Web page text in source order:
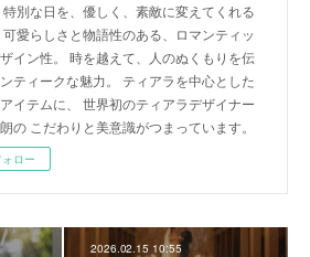
特別な日を、優しく、素敵に変えてくれる
可愛らしさと物語性のある、ロマンティッ
イン性。 時を越えて、人のぬくもりを伝
ティークな魅力。 ティアラを中心とした
イテムに、 世界初のティアラデザイナー
の こだわりと美意識がつまっています。
ォロー
2026.02.15 10:55